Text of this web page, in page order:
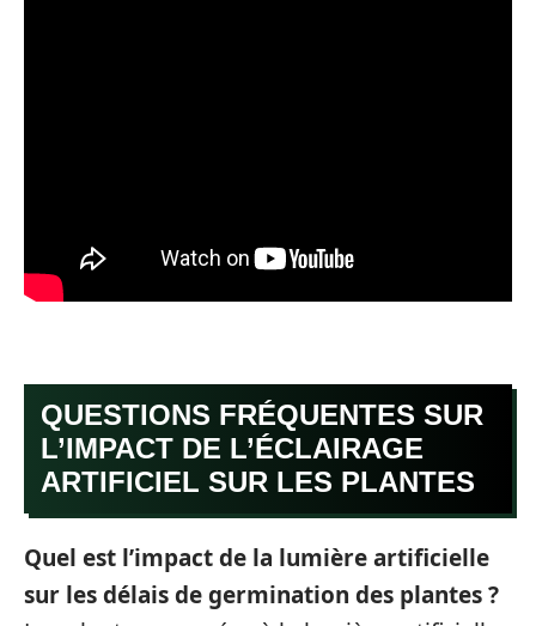
QUESTIONS FRÉQUENTES SUR
L’IMPACT DE L’ÉCLAIRAGE
ARTIFICIEL SUR LES PLANTES
Quel est l’impact de la lumière artificielle
sur les délais de germination des plantes ?